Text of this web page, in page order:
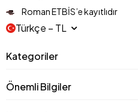
Roman ETBİS’e kayıtlıdır
Türkçe − TL
Kategoriler
Önemli Bilgiler